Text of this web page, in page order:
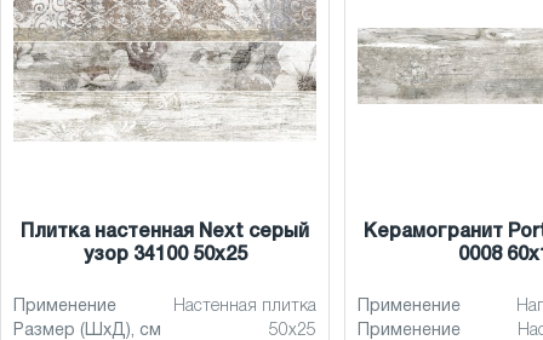
Плитка настенная Next серый
узор 34100 50x25
Применение
Настенная плитка
Размер (ШхД), см
50x25
Керамогранит
0008
Применение
Применение